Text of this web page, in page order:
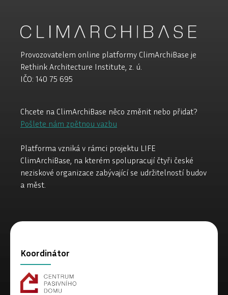
Provozovatelem online platformy ClimArchiBase je
Rethink Architecture Institute, z. ú.
IČO: 140 75 695
Chcete na ClimArchiBase něco změnit nebo přidat?
Pošlete nám zpětnou vazbu
Platforma vzniká v rámci projektu LIFE
ClimArchiBase, na kterém spolupracují čtyři české
neziskové organizace zabývající se udržitelností budov
a měst.
Koordinátor